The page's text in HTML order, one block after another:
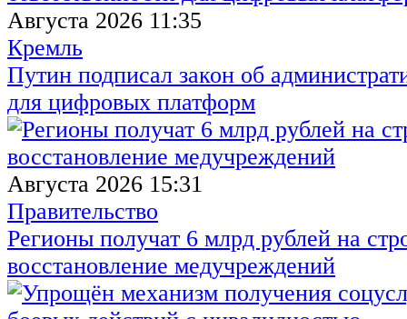
Августа 2026 11:35
Кремль
Путин подписал закон об
для цифровых платформ
Августа 2026 15:31
Правительство
Регионы получат 6 млрд рублей на
восстановление медучреждений